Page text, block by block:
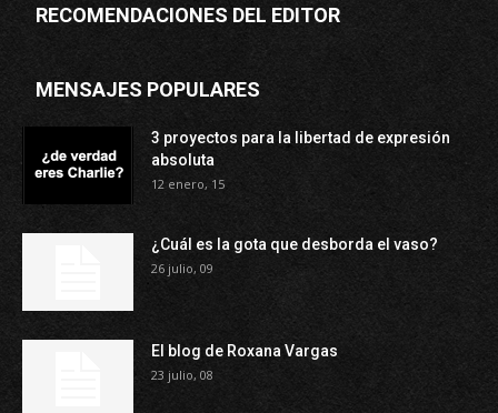
RECOMENDACIONES DEL EDITOR
MENSAJES POPULARES
3 proyectos para la libertad de expresión
absoluta
12 enero, 15
¿Cuál es la gota que desborda el vaso?
26 julio, 09
El blog de Roxana Vargas
23 julio, 08